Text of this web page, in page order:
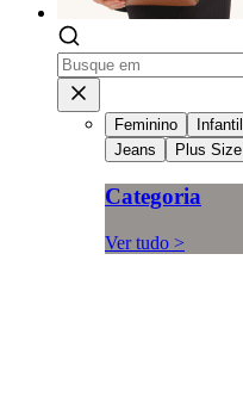
Feminino Infantil
Jeans
Plus Size
Categoria
Ver tudo >